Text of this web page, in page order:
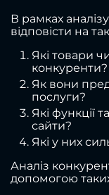
В рамках
відповісти на
Які товари
конкуренти?
Як вони
послуги?
Які функції
сайти?
Які у них
Аналіз
допомогою